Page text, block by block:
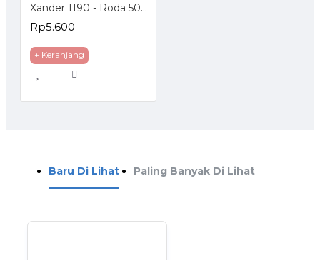
Xander 1190 - Roda 50mm Mati - Poliurethane - 2 inch
Rp5.600
+ Keranjang
Baru Di Lihat Paling Banyak Di Lihat